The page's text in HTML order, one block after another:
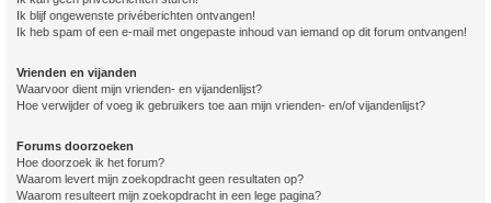
Ik blijf ongewenste privéberichten ontvangen!
Ik heb spam of een e-mail met ongepaste inhoud van iemand op dit forum ontvangen!
Vrienden en vijanden
Waarvoor dient mijn vrienden- en vijandenlijst?
Hoe verwijder of voeg ik gebruikers toe aan mijn vrienden- en/of vijandenlijst?
Forums doorzoeken
Hoe doorzoek ik het forum?
Waarom levert mijn zoekopdracht geen resultaten op?
Waarom resulteert mijn zoekopdracht in een lege pagina?